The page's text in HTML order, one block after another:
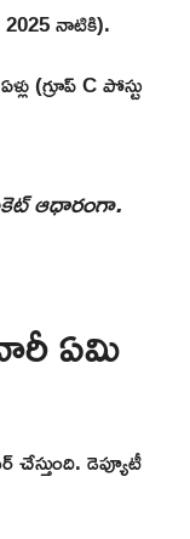
2025 నాటికి).
(గ్రూప్ C పోస్టు
ఆధారంగా.
ఏమి
చేస్తుంది. డెప్యూటీ